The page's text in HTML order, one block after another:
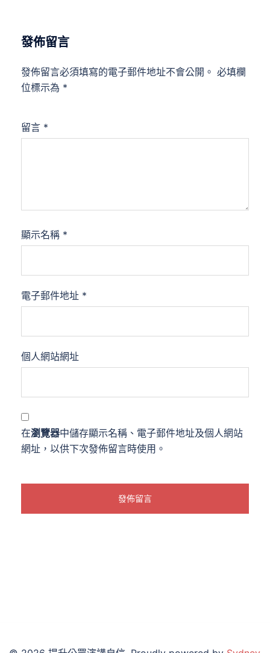
發佈留言
發佈留言必須填寫的電子郵件地址不會公開。 必填欄
位標示為 *
留言 *
顯示名稱 *
電子郵件地址 *
個人網站網址
在瀏覽器中儲存顯示名稱、電子郵件地址及個人網站
網址，以供下次發佈留言時使用。